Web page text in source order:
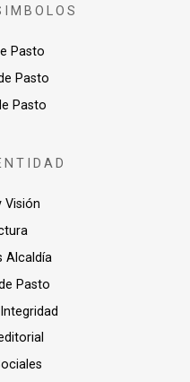
Pasto
Pasto
Pasto
Visión
Alcaldía
Pasto